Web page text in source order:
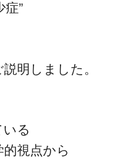
症”
明しました。
る
視点から